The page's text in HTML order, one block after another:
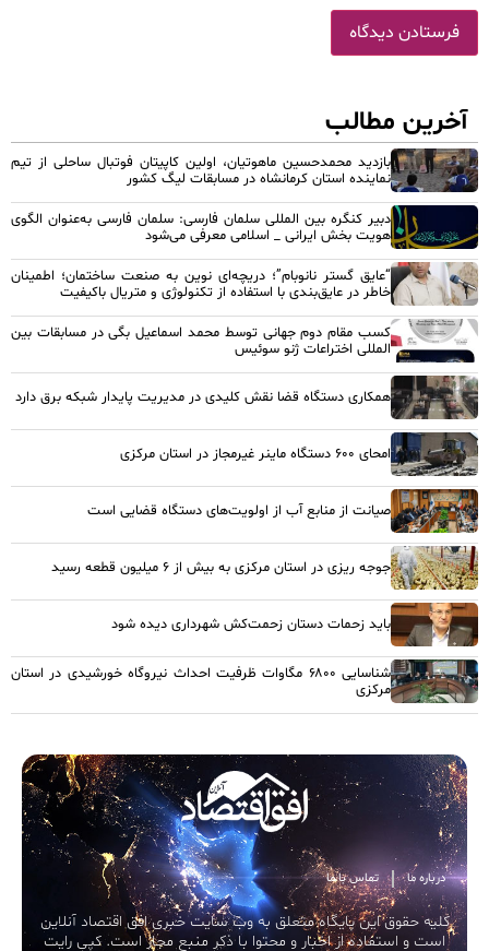
آخرین مطالب
بازدید محمدحسین ماهوتیان، اولین کاپیتان فوتبال ساحلی از تیم
نماینده استان کرمانشاه در مسابقات لیگ کشور
دبیر کنگره بین المللی سلمان فارسی: سلمان فارسی به‌عنوان الگوی
هویت بخش ایرانی _ اسلامی معرفی می‌شود
“عایق گستر نانوبام”؛ دریچه‌ای نوین به صنعت ساختمان؛ اطمینان
خاطر در عایق‌بندی با استفاده از تکنولوژی و متریال باکیفیت
کسب مقام دوم جهانی توسط محمد اسماعیل بگی در مسابقات بین
المللی اختراعات ژنو سوئیس
همکاری دستگاه قضا نقش کلیدی در مدیریت پایدار شبکه برق دارد
امحای ۶۰۰ دستگاه ماینر غیرمجاز در استان مرکزی
صیانت از منابع آب از اولویت‌های دستگاه قضایی است
جوجه ریزی در استان مرکزی به بیش از ۶ میلیون قطعه رسید
باید زحمات دستان زحمت‌کش شهرداری دیده شود
شناسایی ۶۸۰۰ مگاوات ظرفیت احداث نیروگاه خورشیدی در استان
مرکزی
درباره ما تماس با ما
کلیه حقوق این پایگاه متعلق به وب سایت خبری افق اقتصاد آنلاین
است و استفاده از اخبار و محتوا با ذکر منبع مجاز است. کپی رایت